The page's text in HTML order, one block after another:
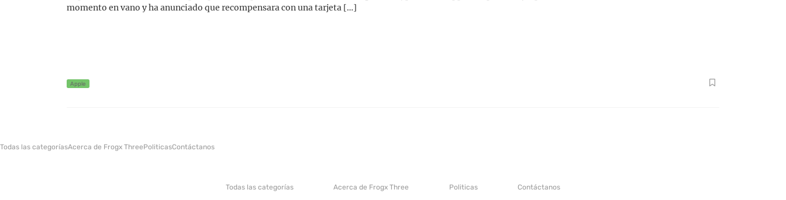
momento en vano y ha anunciado que recompensara con una tarjeta […]
Apple
Todas las categoríasAcerca de Frogx ThreePoliticasContáctanos
Todas las categorías Acerca de Frogx Three Politicas Contáctanos